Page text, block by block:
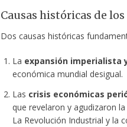
Causas históricas de
Dos causas históricas
La expansión imperialista
económica mundial desigual.
Las crisis económicas
que revelaron y agudizaron
La Revolución Industrial y la